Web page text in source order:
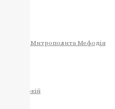
Митрополита Мефодія
та за упокій